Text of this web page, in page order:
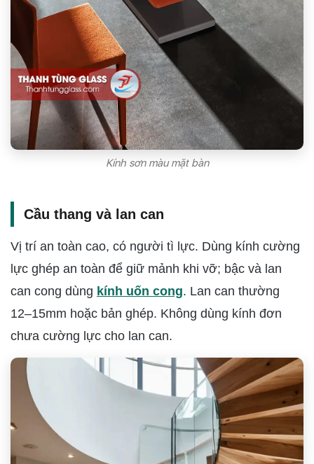
Kính sơn màu mặt bàn
Cầu thang và lan can
Vị trí an toàn cao, có người tì lực. Dùng kính cường
lực ghép an toàn để giữ mảnh khi vỡ; bậc và lan
can cong dùng kính uốn cong. Lan can thường
12–15mm hoặc bản ghép. Không dùng kính đơn
chưa cường lực cho lan can.